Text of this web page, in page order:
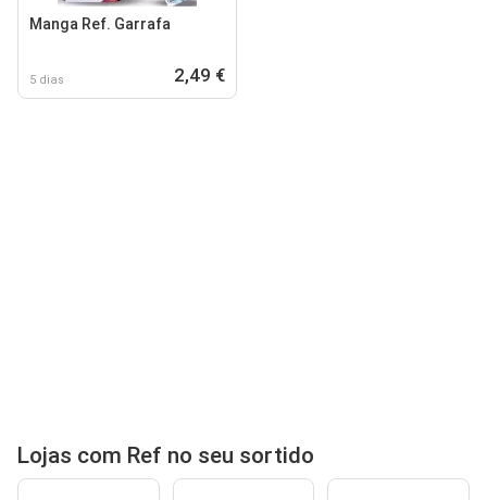
Manga Ref. Garrafa
5 dias 2,49 €
Lojas com Ref no seu sortido